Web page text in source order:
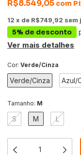
R$8.549,05 com
12 x de R$749,92 sem
5% de desconto
Ver mais detalhes
Cor: Verde/Cinza
Verde/Cinza Azul/
Tamanho: M
S M L